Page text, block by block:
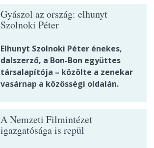
Gyászol az ország: elhunyt
Szolnoki Péter
Elhunyt Szolnoki Péter énekes,
dalszerző, a Bon-Bon együttes
társalapítója – közölte a zenekar
vasárnap a közösségi oldalán.
A Nemzeti Filmintézet
igazgatósága is repül